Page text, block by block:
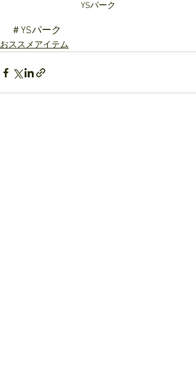
YSパーク
＃YSパーク
おススメアイテム